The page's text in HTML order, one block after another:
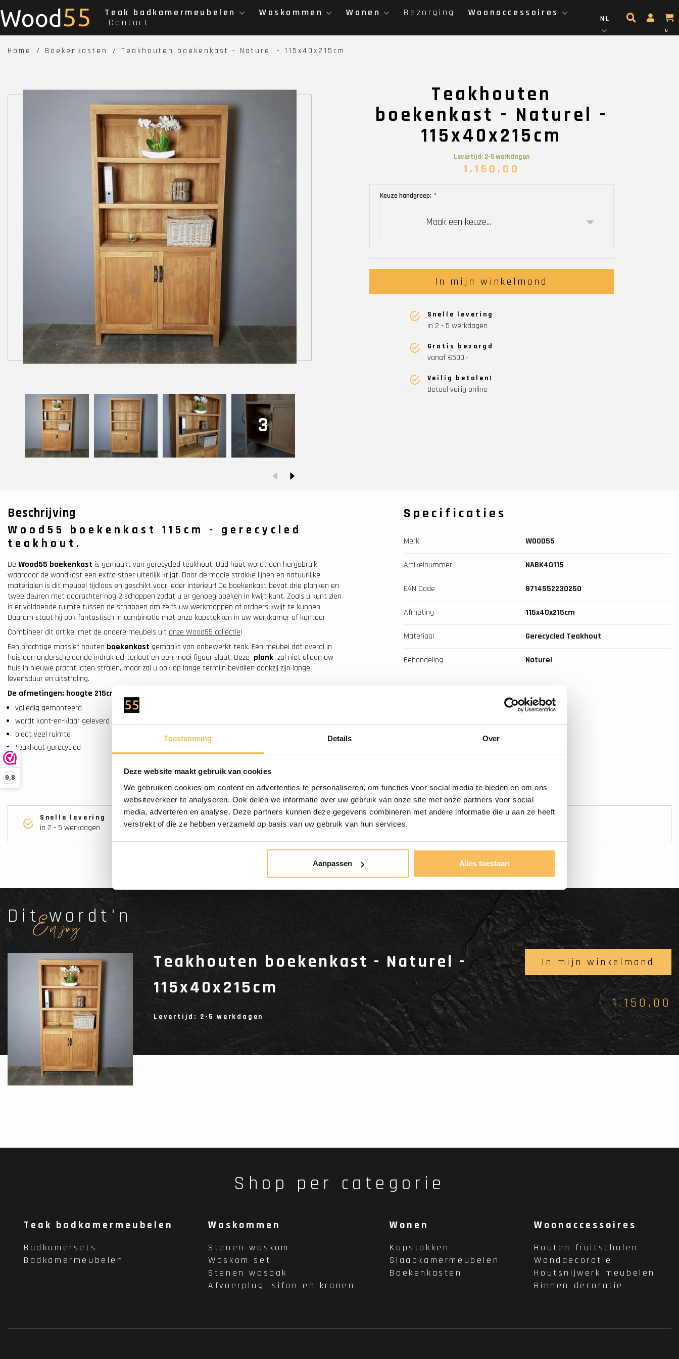
Toestemming Details Over
Deze website maakt gebruik van cookies
We gebruiken cookies om content en advertenties te personaliseren, om functies voor social media te bieden en om ons
websiteverkeer te analyseren. Ook delen we informatie over uw gebruik van onze site met onze partners voor social
media, adverteren en analyse. Deze partners kunnen deze gegevens combineren met andere informatie die u aan ze heeft
verstrekt of die ze hebben verzameld op basis van uw gebruik van hun services.
Aanpassen Alles toestaan
9,8
Teak badkamermeubelen Waskommen Wonen Bezorging
Woonaccessoires
Contact
NL
0
Home Boekenkasten Teakhouten boekenkast - Naturel - 115x40x215cm
3
Teakhouten
boekenkast - Naturel -
115x40x215cm
Levertijd: 2-5 werkdagen
1.150,00
Keuze handgreep: *
Maak een keuze...
In mijn winkelmand
Snelle levering
in 2 - 5 werkdagen
Gratis bezorgd
vanaf €500.-
Veilig betalen!
Betaal veilig online
Beschrijving
Wood55 boekenkast 115cm - gerecycled
teakhout.
De Wood55 boekenkast is gemaakt van gerecycled teakhout. Oud hout wordt dan hergebruik
waardoor de wandkast een extra stoer uiterlijk krijgt. Door de mooie strakke lijnen en natuurlijke
materialen is dit meubel tijdloos en geschikt voor ieder interieur! De boekenkast bevat drie planken en
twee deuren met daarachter nog 2 schappen zodat u er genoeg boeken in kwijt kunt. Zoals u kunt zien
is er voldoende ruimte tussen de schappen om zelfs uw werkmappen of ordners kwijt te kunnen.
Daarom staat hij ook fantastisch in combinatie met onze kapstokken in uw werkkamer of kantoor.
Combineer dit artikel met de andere meubels uit onze Wood55 collectie!
Een prachtige massief houten boekenkast gemaakt van onbewerkt teak. Een meubel dat overal in
huis een onderscheidende indruk achterlaat en een mooi figuur slaat. Deze plank zal niet alleen uw
huis in nieuwe pracht laten stralen, maar zal u ook op lange termijn bevallen dankzij zijn lange
levensduur en uitstraling.
De afmetingen: hoogte 215cm - breedte 115cm - diepte 40cm.
volledig gemonteerd
wordt kant-en-klaar geleverd
biedt veel ruimte
teakhout gerecycled
Specificaties
Merk WOOD55
Artikelnummer NABK40115
EAN Code 8714552230250
Afmeting 115x40x215cm
Materiaal Gerecycled Teakhout
Behandeling Naturel
Snelle levering
in 2 - 5 werkdagen
Gratis bezorgd
vanaf €500.-
Veilig betalen!
Dit wordt'n
Enjoy
Teakhouten boekenkast - Naturel -
115x40x215cm
Levertijd: 2-5 werkdagen
In mijn winkelmand
1.150,00
Shop per categorie
Teak badkamermeubelen
Badkamersets
Badkamermeubelen
Waskommen
Stenen waskom
Waskom set
Stenen wasbak
Afvoerplug, sifon en kranen
Wonen
Kapstokken
Slaapkamermeubelen
Boekenkasten
Woonaccessoires
Houten fruitschalen
Wanddecoratie
Houtsnijwerk meubelen
Binnen decoratie